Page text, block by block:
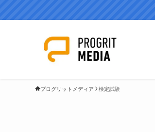
プログリットメディア 検定試験